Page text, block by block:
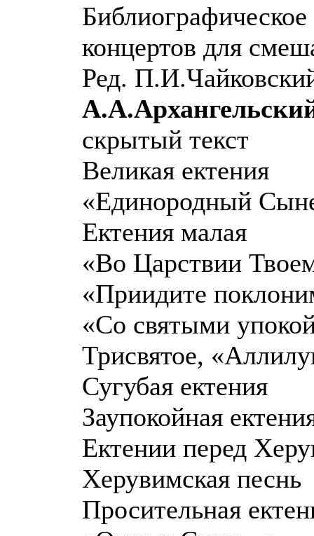
концертов для
Ред.
скрытый текст
Великая ектения
«Единородный
Ектения малая
«Во Царствии
«Приидите
«Со святыми
Трисвятое,
Сугубая ектения
Заупокойная
Ектении перед
Херувимская песнь
Просительная